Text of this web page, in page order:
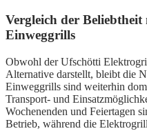
Vergleich der
Einweggrills
Obwohl der Ufschötti
Alternative darstellt, bleibt die
Einweggrills sind weiterhin
Transport- und
Wochenenden und Feiertagen
Betrieb, während die